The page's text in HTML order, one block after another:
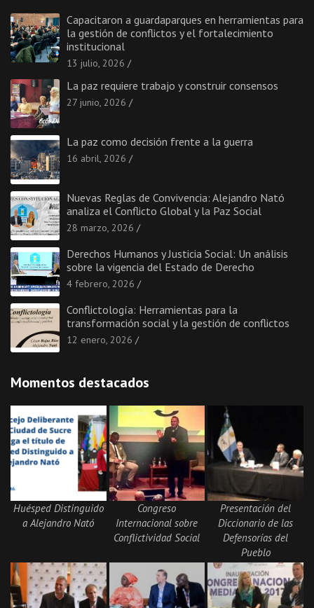
Capacitaron a guardaparques en herramientas para
la gestión de conflictos y el fortalecimiento
institucional
13 julio, 2026
La paz requiere trabajo y construir consensos
27 junio, 2026
La paz como decisión frente a la guerra
16 abril, 2026
Nuevas Reglas de Convivencia: Alejandro Nató
analiza el Conflicto Global y la Paz Social
28 marzo, 2026
Derechos Humanos y Justicia Social: Un análisis
sobre la vigencia del Estado de Derecho
4 febrero, 2026
Conflictología: Herramientas para la
transformación social y la gestión de conflictos
12 enero, 2026
Momentos destacados
Huésped Distinguido
a Alejandro Nató
Congreso
Internacional sobre
Conflictividad Social
Presentación del
Diccionario de las
Defensorías del
Pueblo